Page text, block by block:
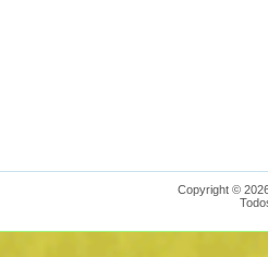
Copyright ©